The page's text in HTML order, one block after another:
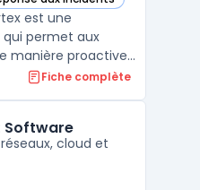
Cortex dans cette catégorie
est une
permet aux
manière proactive
en s'appuyant
menaces,
Fiche complète
Software
cloud et